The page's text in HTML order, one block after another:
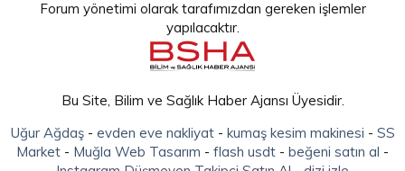
Forum yönetimi olarak tarafımızdan gereken işlemler
yapılacaktır.
Bu Site, Bilim ve Sağlık Haber Ajansı Üyesidir.
Uğur Ağdaş- evden eve nakliyat- kumaş kesim makinesi - SS
Market - Muğla Web Tasarım - flash usdt - beğeni satın al -